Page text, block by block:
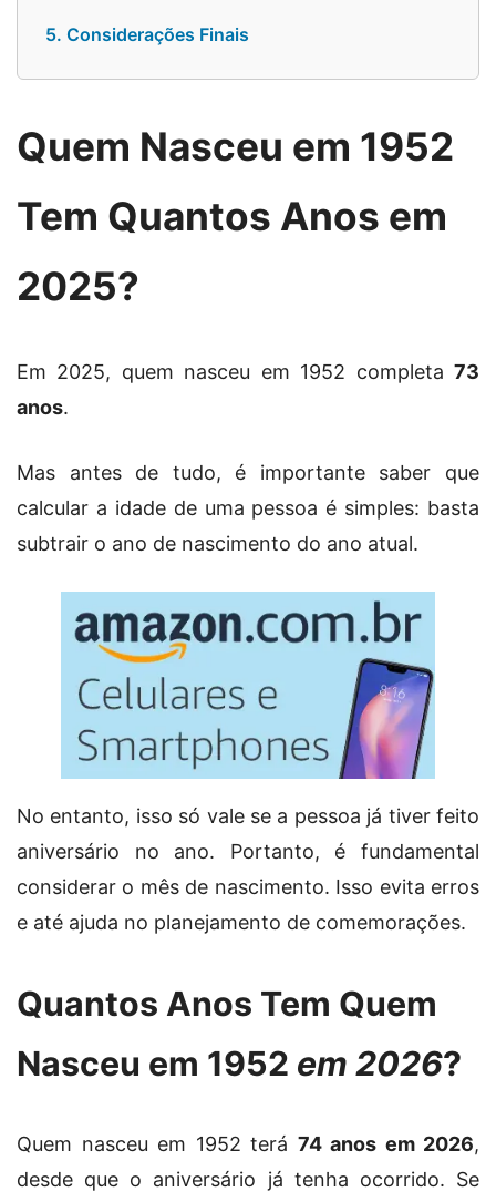
5. Considerações Finais
Quem Nasceu em 1952
Tem Quantos Anos em
2025?
Em 2025, quem nasceu em 1952 completa 73
anos.
Mas antes de tudo, é importante saber que
calcular a idade de uma pessoa é simples: basta
subtrair o ano de nascimento do ano atual.
No entanto, isso só vale se a pessoa já tiver feito
aniversário no ano. Portanto, é fundamental
considerar o mês de nascimento. Isso evita erros
e até ajuda no planejamento de comemorações.
Quantos Anos Tem Quem
Nasceu em 1952 em 2026?
Quem nasceu em 1952 terá 74 anos em 2026,
desde que o aniversário já tenha ocorrido. Se